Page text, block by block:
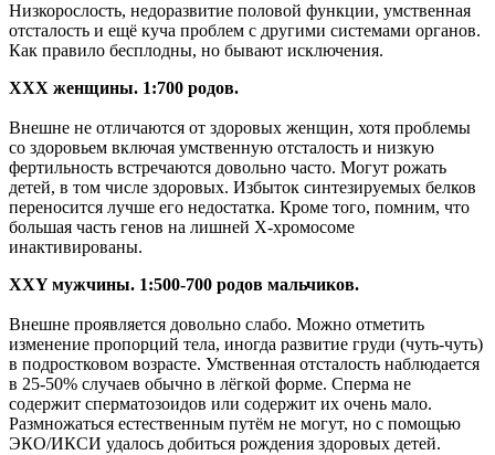
Низкорослость, недоразвитие половой функции, умственная
отсталость и ещё куча проблем с другими системами органов.
Как правило бесплодны, но бывают исключения.
XXX женщины. 1:700 родов.
Внешне не отличаются от здоровых женщин, хотя проблемы
со здоровьем включая умственную отсталость и низкую
фертильность встречаются довольно часто. Могут рожать
детей, в том числе здоровых. Избыток синтезируемых белков
переносится лучше его недостатка. Кроме того, помним, что
большая часть генов на лишней Х-хромосоме
инактивированы.
XXY мужчины. 1:500-700 родов мальчиков.
Внешне проявляется довольно слабо. Можно отметить
изменение пропорций тела, иногда развитие груди (чуть-чуть)
в подростковом возрасте. Умственная отсталость наблюдается
в 25-50% случаев обычно в лёгкой форме. Сперма не
содержит сперматозоидов или содержит их очень мало.
Размножаться естественным путём не могут, но с помощью
ЭКО/ИКСИ удалось добиться рождения здоровых детей.